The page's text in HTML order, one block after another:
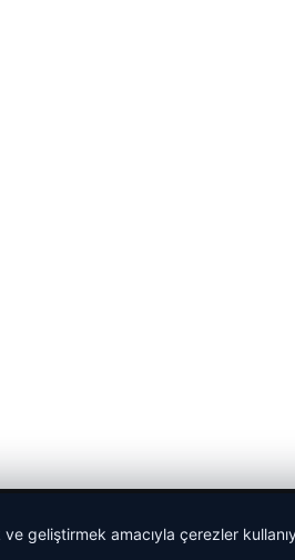
geliştirmek amacıyla çerezler